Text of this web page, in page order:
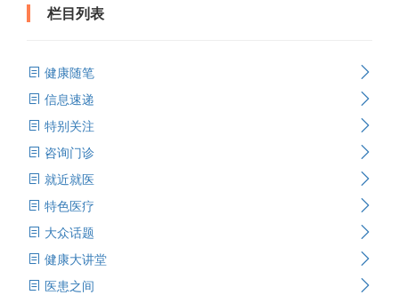
栏目列表
健康随笔
信息速递
特别关注
咨询门诊
就近就医
特色医疗
大众话题
健康大讲堂
医患之间